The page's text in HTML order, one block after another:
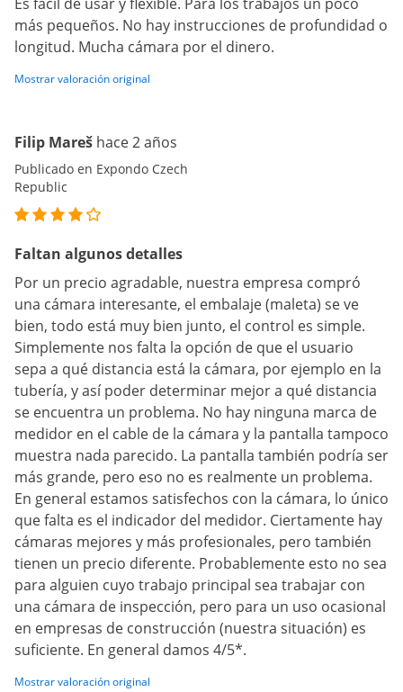
más pequeños. No hay instrucciones de profundidad o
longitud. Mucha cámara por el dinero.
Mostrar valoración original
Filip Mareš hace 2 años
Publicado en Expondo Czech
Republic
Faltan algunos detalles
Por un precio agradable, nuestra empresa compró
una cámara interesante, el embalaje (maleta) se ve
bien, todo está muy bien junto, el control es simple.
Simplemente nos falta la opción de que el usuario
sepa a qué distancia está la cámara, por ejemplo en la
tubería, y así poder determinar mejor a qué distancia
se encuentra un problema. No hay ninguna marca de
medidor en el cable de la cámara y la pantalla tampoco
muestra nada parecido. La pantalla también podría ser
más grande, pero eso no es realmente un problema.
En general estamos satisfechos con la cámara, lo único
que falta es el indicador del medidor. Ciertamente hay
cámaras mejores y más profesionales, pero también
tienen un precio diferente. Probablemente esto no sea
para alguien cuyo trabajo principal sea trabajar con
una cámara de inspección, pero para un uso ocasional
en empresas de construcción (nuestra situación) es
suficiente. En general damos 4/5*.
Mostrar valoración original